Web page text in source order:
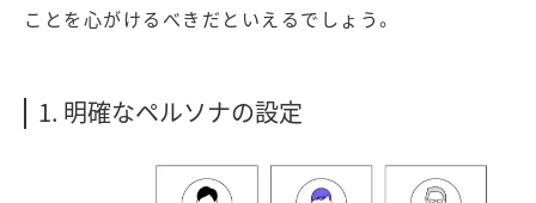
ことを心がけるべきだといえるでしょう。
1. 明確なペルソナの設定